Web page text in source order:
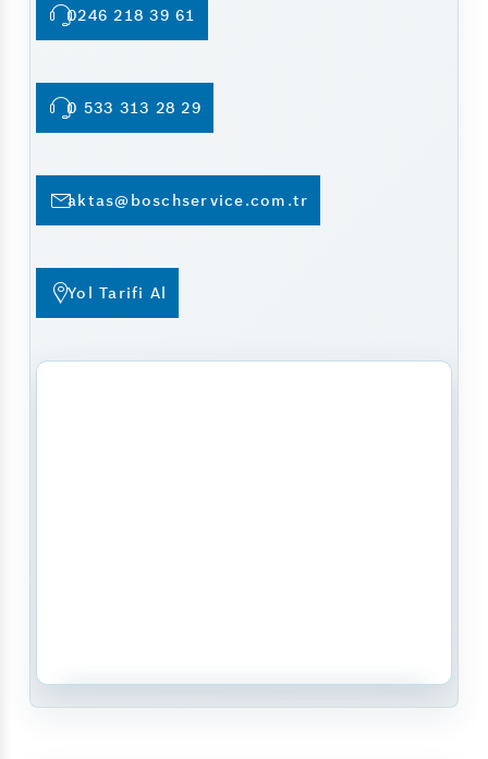
0246 218 39 61
0 533 313 28 29
aktas@boschservice.com.tr
Yol Tarifi Al